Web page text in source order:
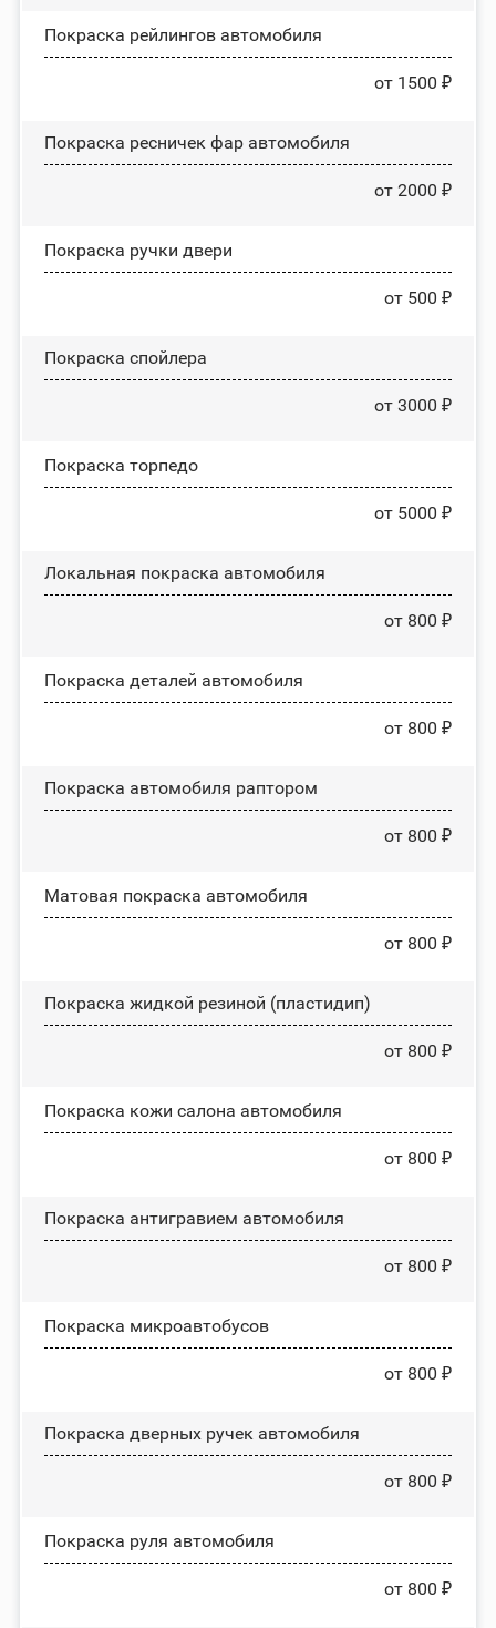
Покраска рейлингов автомобиля
от 1500 ₽
Покраска ресничек фар автомобиля
от 2000 ₽
Покраска ручки двери
от 500 ₽
Покраска спойлера
от 3000 ₽
Покраска торпедо
от 5000 ₽
Локальная покраска автомобиля
от 800 ₽
Покраска деталей автомобиля
от 800 ₽
Покраска автомобиля раптором
от 800 ₽
Матовая покраска автомобиля
от 800 ₽
Покраска жидкой резиной (пластидип)
от 800 ₽
Покраска кожи салона автомобиля
от 800 ₽
Покраска антигравием автомобиля
от 800 ₽
Покраска микроавтобусов
от 800 ₽
Покраска дверных ручек автомобиля
от 800 ₽
Покраска руля автомобиля
от 800 ₽